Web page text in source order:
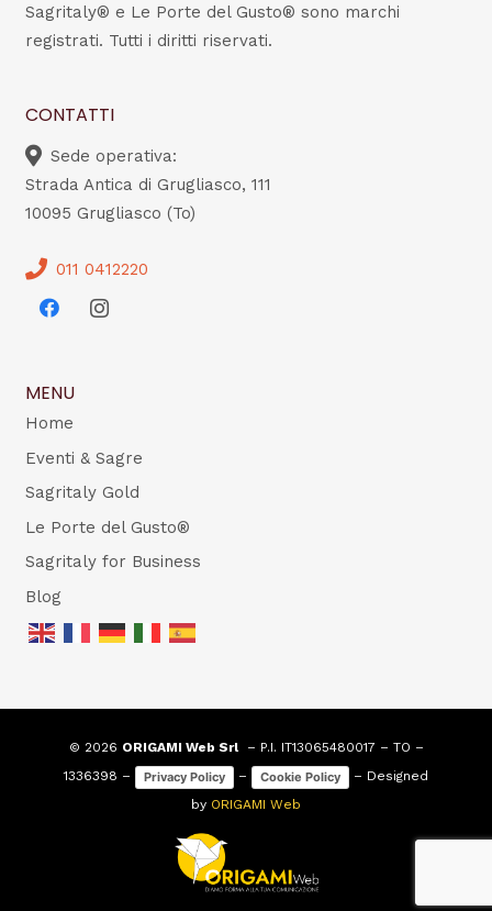
Sagritaly® e Le Porte del Gusto® sono marchi
registrati. Tutti i diritti riservati.
CONTATTI
Sede operativa:
Strada Antica di Grugliasco, 111
10095 Grugliasco (To)
011 0412220
MENU
Home
Eventi & Sagre
Sagritaly Gold
Le Porte del Gusto®
Sagritaly for Business
Blog
© 2026 ORIGAMI Web Srl– P.I. IT13065480017 – TO –
1336398 –
Privacy Policy – Cookie Policy
– Designed
by ORIGAMI Web